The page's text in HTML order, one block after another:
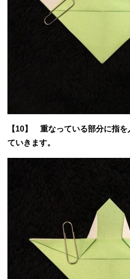
【10】 重なっている部分に指
ていきます。